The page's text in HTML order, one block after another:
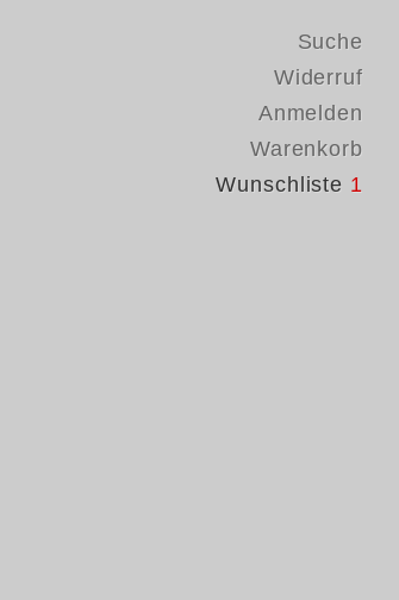
Suche
Widerruf
Anmelden
Warenkorb
Wunschliste 1